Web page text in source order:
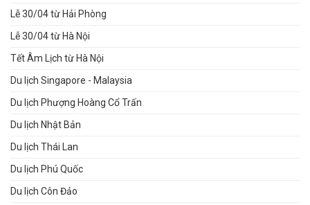
Lễ 30/04 từ Hải Phòng
Lễ 30/04 từ Hà Nội
Tết Âm Lịch từ Hà Nội
Du lịch Singapore - Malaysia
Du lịch Phượng Hoàng Cổ Trấn
Du lịch Nhật Bản
Du lịch Thái Lan
Du lịch Phú Quốc
Du lịch Côn Đảo